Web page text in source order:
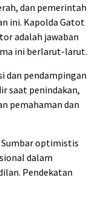
dan pemerintah
ini. Kapolda Gatot
adalah jawaban
ini berlarut-larut.
dan pendampingan
saat penindakan,
pemahaman dan
Sumbar optimistis
dalam
Pendekatan